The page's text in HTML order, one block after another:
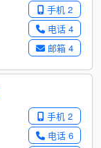
手机 2
电话 4
邮箱 4
手机 2
电话 6